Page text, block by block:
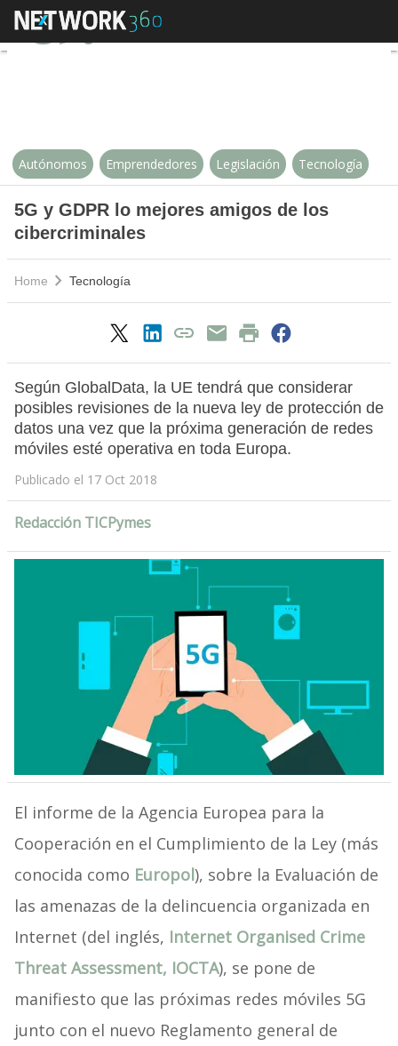
5G y GDPR lo mejores amigos
Autónomos Emprendedores Legislación Tecnología
5G y GDPR lo mejores amigos de los
cibercriminales
Home Tecnología
Según GlobalData, la UE tendrá que considerar
posibles revisiones de la nueva ley de protección de
datos una vez que la próxima generación de redes
móviles esté operativa en toda Europa.
Publicado el 17 Oct 2018
Redacción TICPymes
El informe de la Agencia Europea para la
Cooperación en el Cumplimiento de la Ley (más
conocida como Europol), sobre la Evaluación de
las amenazas de la delincuencia organizada en
Internet (del inglés, Internet Organised Crime
Threat Assessment, IOCTA), se pone de
manifiesto que las próximas redes móviles 5G
junto con el nuevo Reglamento general de